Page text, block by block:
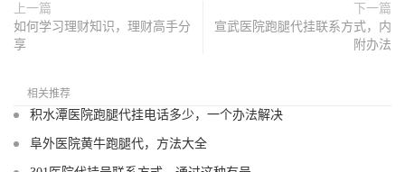
上一篇
如何学习理财知识，理财高手分
享
下一篇
宣武医院跑腿代挂联系方式，内
附办法
相关推荐
积水潭医院跑腿代挂电话多少，一个办法解决
阜外医院黄牛跑腿代，方法大全